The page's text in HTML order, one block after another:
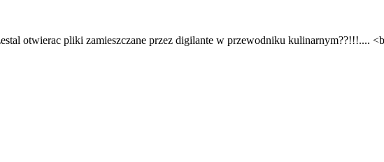
otwierac pliki zamieszczane przez digilante w przewodniku kulinarnym??!!!....